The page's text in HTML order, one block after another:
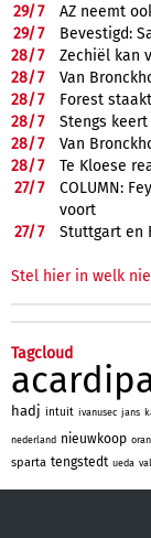
29/7
AZ neemt
29/7
Bevestigd:
28/7
Zechiël kan
28/7
Van
28/7
Forest
28/7
Stengs
28/7
Van
28/7
Te Kloese
27/7
COLUMN:
voort
27/7 Stuttgart en
Stel hier in welk
Tagcloud
hadj intuit ivanusec jans
nederland nieuwkoop
sparta tengstedt ueda